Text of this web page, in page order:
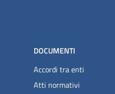
DOCUMENTI
Accordi tra enti
Atti normativi